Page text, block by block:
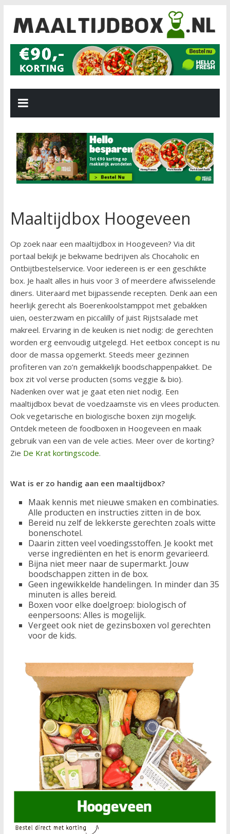
Maaltijdbox Hoogeveen
Op zoek naar een maaltijdbox in Hoogeveen? Via dit
portaal bekijk je bekwame bedrijven als Chocaholic en
Ontbijtbestelservice. Voor iedereen is er een geschikte
box. Je haalt alles in huis voor 3 of meerdere afwisselende
diners. Uiteraard met bijpassende recepten. Denk aan een
heerlijk gerecht als Boerenkoolstamppot met gebakken
uien, oesterzwam en piccalilly of juist Rijstsalade met
makreel. Ervaring in de keuken is niet nodig: de gerechten
worden erg eenvoudig uitgelegd. Het eetbox concept is nu
door de massa opgemerkt. Steeds meer gezinnen
profiteren van zo’n gemakkelijk boodschappenpakket. De
box zit vol verse producten (soms veggie & bio).
Nadenken over wat je gaat eten niet nodig. Een
maaltijdbox bevat de voedzaamste vis en vlees producten.
Ook vegetarische en biologische boxen zijn mogelijk.
Ontdek meteen de foodboxen in Hoogeveen en maak
gebruik van een van de vele acties. Meer over de korting?
Zie De Krat kortingscode.
Wat is er zo handig aan een maaltijdbox?
Maak kennis met nieuwe smaken en combinaties.
Alle producten en instructies zitten in de box.
Bereid nu zelf de lekkerste gerechten zoals witte
bonenschotel.
Daarin zitten veel voedingsstoffen. Je kookt met
verse ingrediënten en het is enorm gevarieerd.
Bijna niet meer naar de supermarkt. Jouw
boodschappen zitten in de box.
Geen ingewikkelde handelingen. In minder dan 35
minuten is alles bereid.
Boxen voor elke doelgroep: biologisch of
eenpersoons: Alles is mogelijk.
Vergeet ook niet de gezinsboxen vol gerechten
voor de kids.